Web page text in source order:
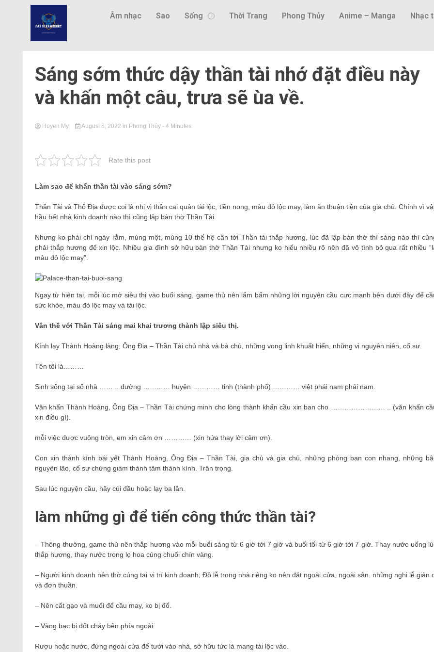
Âm nhạc Sao Sống Thời Trang Phong Thủy Anime – Manga Nhạc
Sáng sớm thức dậy thần tài nhớ đặt điều này
và khấn một câu, trưa sẽ ùa về.
Huyen My August 5, 2022 in Phong Thủy - 4 Minutes
Rate this post
Làm sao để khấn thần tài vào sáng sớm?
Thần Tài và Thổ Địa được coi là nhị vị thần cai quản tài lộc, tiền nong, màu đỏ lộc may, làm ăn thuận tiện của gia chủ. Chính vì
hầu hết nhà kinh doanh nào thì cũng lập bàn thờ Thần Tài.
Nhưng ko phải chỉ ngày rằm, mùng một, mùng 10 thế hệ cần tới Thần tài thắp hương, lúc đã lập bàn thờ thì sáng nào thì
phải thắp hương để xin lộc. Nhiều gia đình sở hữu bàn thờ Thần Tài nhưng ko hiểu nhiều rõ nên đã vô tình bỏ qua rất nhiều
màu đỏ lộc may”.
Ngay từ hiện tại, mỗi lúc mở siêu thị vào buổi sáng, game thủ nên lẩm bẩm những lời nguyện cầu cực mạnh bên dưới đây để
sức khỏe, màu đỏ lộc may và tài lộc.
Vân thề với Thần Tài sáng mai khai trương thành lập siêu thị.
Kính lạy Thành Hoàng làng, Ông Địa – Thần Tài chủ nhà và bà chủ, những vong linh khuất hiển, những vị nguyên niên, cố sư.
Tên tôi là………
Sinh sống tại số nhà …… .. đường ………… huyện ………… tỉnh (thành phố) ………… việt phái nam phái nam.
Văn khấn Thành Hoàng, Ông Địa – Thần Tài chứng minh cho lòng thành khẩn cầu xin ban cho …………………… .. (văn khấn
xin điều gì).
mỗi việc được vuông tròn, em xin cảm ơn ………… (xin hứa thay lời cảm ơn).
Con xin thành kính bái yết Thành Hoàng, Ông Địa – Thần Tài, gia chủ và gia chủ, những phòng ban con nhang, những
nguyên lão, cố sư chứng giám thành tâm thành kính. Trân trọng.
Sau lúc nguyện cầu, hãy cúi đầu hoặc lạy ba lần.
làm những gì để tiến công thức thần tài?
– Thông thường, game thủ nên thắp hương vào mỗi buổi sáng từ 6 giờ tới 7 giờ và buổi tối từ 6 giờ tới 7 giờ. Thay nước uống
thắp hương, thay nước trong lọ hoa cúng chuối chín vàng.
– Người kinh doanh nên thờ cúng tại vị trí kinh doanh; Đồ lễ trong nhà riêng ko nên đặt ngoài cửa, ngoài sân. những nghi lễ giản
và đơn thuần.
– Nên cất gạo và muối để cầu may, ko bị đổ.
– Vàng bạc bị đốt cháy bên phía ngoài.
Rượu hoặc nước, đứng ngoài cửa để tưới vào nhà, sở hữu tức là mang tài lộc vào.